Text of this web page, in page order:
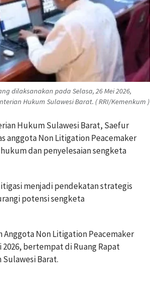
dilaksanakan pada Selasa, 26 Mei 2026,
Hukum Sulawesi Barat. ( RRI/Kemenkum )
Hukum Sulawesi Barat, Saefur
anggota Non Litigation Peacemaker
dan penyelesaian sengketa
menjadi pendekatan strategis
potensi sengketa
Non Litigation Peacemaker
2026, bertempat di Ruang Rapat
Barat.